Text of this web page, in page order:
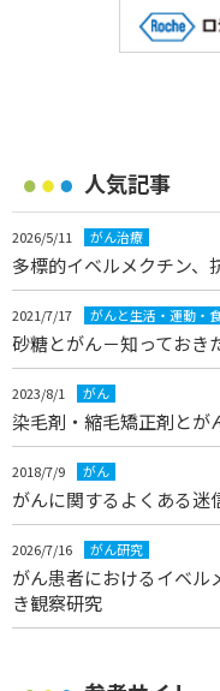
人気記事
2026/5/11 がん治療
多標的イベルメクチン、
2021/7/17 がんと生活・運動・
砂糖とがん－知っておき
2023/8/1 がん
染毛剤・縮毛矯正剤とが
2018/7/9 がん
がんに関するよくある迷
2026/7/16 がん研究
がん患者におけるイベル
き観察研究